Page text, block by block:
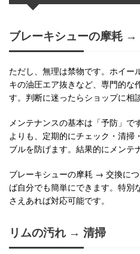
ブレーキシューの摩耗 →
ただし、無理は禁物です。ホイー
キの油圧エア抜きなど、専門的な
す。判断に迷ったらショップに相
メンテナンスの基本は「予防」で
よりも、定期的にチェック・清掃
ブルを防げます。結果的にメンテ
ブレーキシューの摩耗 → 交換に
ば自分でも簡単にできます。特別
さえあれば対応可能です。
リムの汚れ → 清掃